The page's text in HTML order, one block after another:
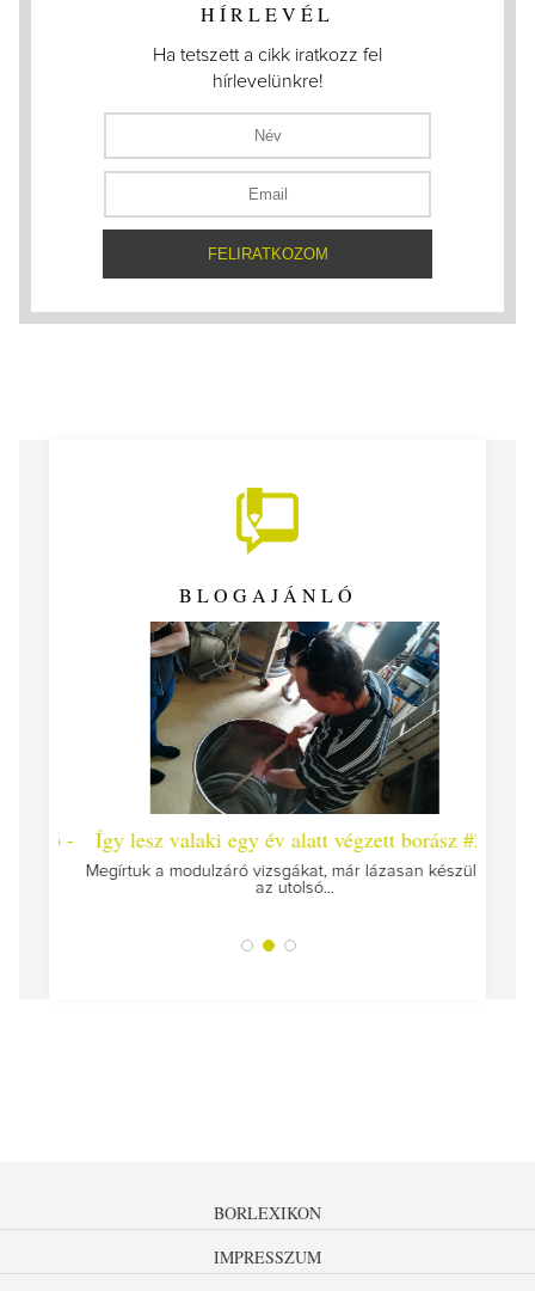
HÍRLEVÉL
Ha tetszett a cikk iratkozz fel
hírlevelünkre!
BLOGAJÁNLÓ
Így lesz valaki egy év alatt végzett borász #25
Megírtuk a modulzáró vizsgákat, már lázasan készülünk
az utolsó...
BORLEXIKON
IMPRESSZUM